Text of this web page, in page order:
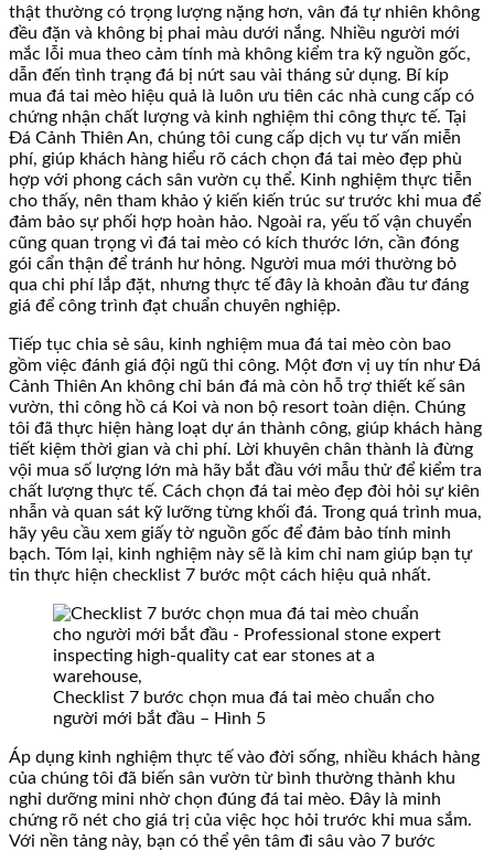
thật thường có trọng lượng nặng hơn, vân đá tự nhiên không
đều đặn và không bị phai màu dưới nắng. Nhiều người mới
mắc lỗi mua theo cảm tính mà không kiểm tra kỹ nguồn gốc,
dẫn đến tình trạng đá bị nứt sau vài tháng sử dụng. Bí kíp
mua đá tai mèo hiệu quả là luôn ưu tiên các nhà cung cấp có
chứng nhận chất lượng và kinh nghiệm thi công thực tế. Tại
Đá Cảnh Thiên An, chúng tôi cung cấp dịch vụ tư vấn miễn
phí, giúp khách hàng hiểu rõ cách chọn đá tai mèo đẹp phù
hợp với phong cách sân vườn cụ thể. Kinh nghiệm thực tiễn
cho thấy, nên tham khảo ý kiến kiến trúc sư trước khi mua để
đảm bảo sự phối hợp hoàn hảo. Ngoài ra, yếu tố vận chuyển
cũng quan trọng vì đá tai mèo có kích thước lớn, cần đóng
gói cẩn thận để tránh hư hỏng. Người mua mới thường bỏ
qua chi phí lắp đặt, nhưng thực tế đây là khoản đầu tư đáng
giá để công trình đạt chuẩn chuyên nghiệp.
Tiếp tục chia sẻ sâu, kinh nghiệm mua đá tai mèo còn bao
gồm việc đánh giá đội ngũ thi công. Một đơn vị uy tín như Đá
Cảnh Thiên An không chỉ bán đá mà còn hỗ trợ thiết kế sân
vườn, thi công hồ cá Koi và non bộ resort toàn diện. Chúng
tôi đã thực hiện hàng loạt dự án thành công, giúp khách hàng
tiết kiệm thời gian và chi phí. Lời khuyên chân thành là đừng
vội mua số lượng lớn mà hãy bắt đầu với mẫu thử để kiểm tra
chất lượng thực tế. Cách chọn đá tai mèo đẹp đòi hỏi sự kiên
nhẫn và quan sát kỹ lưỡng từng khối đá. Trong quá trình mua,
hãy yêu cầu xem giấy tờ nguồn gốc để đảm bảo tính minh
bạch. Tóm lại, kinh nghiệm này sẽ là kim chỉ nam giúp bạn tự
tin thực hiện checklist 7 bước một cách hiệu quả nhất.
Checklist 7 bước chọn mua đá tai mèo chuẩn cho
người mới bắt đầu – Hình 5
Áp dụng kinh nghiệm thực tế vào đời sống, nhiều khách hàng
của chúng tôi đã biến sân vườn từ bình thường thành khu
nghỉ dưỡng mini nhờ chọn đúng đá tai mèo. Đây là minh
chứng rõ nét cho giá trị của việc học hỏi trước khi mua sắm.
Với nền tảng này, bạn có thể yên tâm đi sâu vào 7 bước